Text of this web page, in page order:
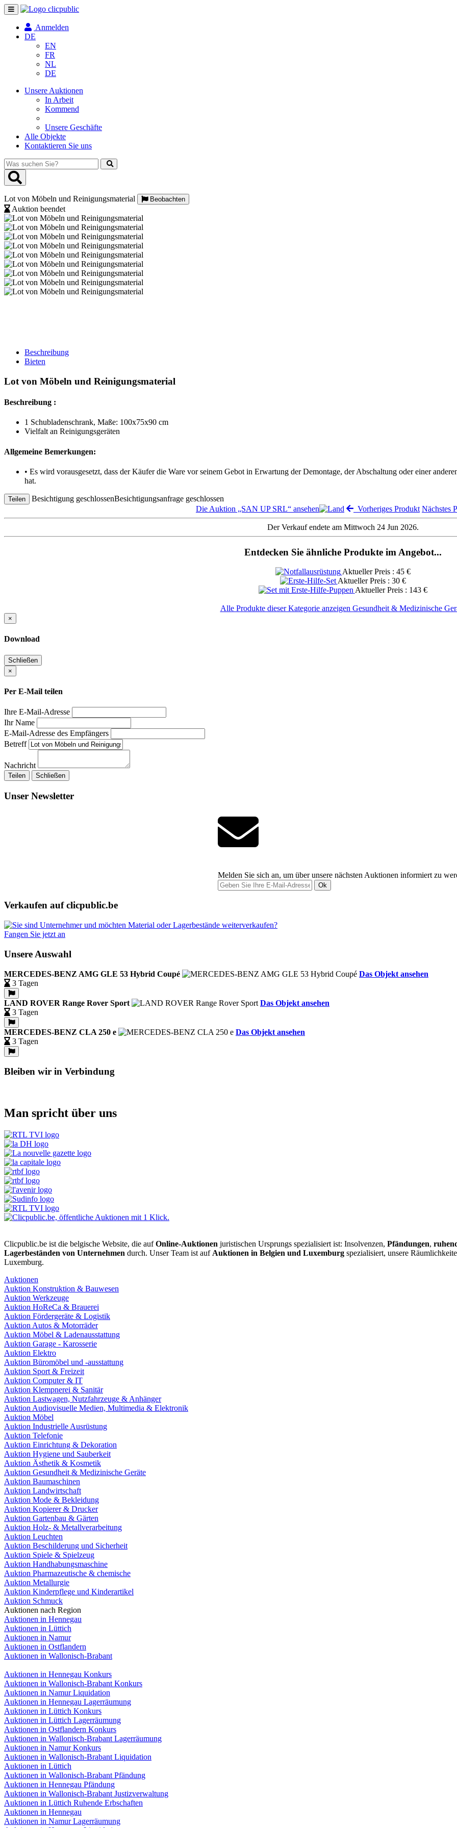
Navigation
umschalten
Anmelden
DE
EN
FR
NL
DE
Unsere Auktionen
In Arbeit
Kommend
Unsere Geschäfte
Alle Objekte
Kontaktieren Sie uns
Was
suchen
Sie?
Lot von Möbeln und Reinigungsmaterial Beobachten
Auktion beendet
Beschreibung
Bieten
Lot von Möbeln und Reinigungsmaterial
Beschreibung :
1 Schubladenschrank, Maße: 100x75x90 cm
Vielfalt an Reinigungsgeräten
Allgemeine Bemerkungen:
• Es wird vorausgesetzt, dass der Käufer die Ware vor seinem Gebot in Erwartung der Demontage, der Abschaltung oder einer
hat.
Teilen Besichtigung geschlossenBesichtigungsanfrage geschlossen
Die Auktion „SAN UP SRL“ ansehen
Vorheriges Produkt Nächstes
Der Verkauf endete am Mittwoch 24 Jun 2026.
Entdecken Sie ähnliche Produkte im Angebot...
Aktueller Preis : 45 €
Aktueller Preis : 30 €
Aktueller Preis : 143 €
Alle Produkte dieser Kategorie anzeigen Gesundheit & Medizinische
×
Download
Schließen
×
Per E-Mail teilen
Ihre E-Mail-Adresse
Ihr Name
E-Mail-Adresse des Empfängers
Betreff
Nachricht
Teilen Schließen
Unser Newsletter
Melden Sie sich an, um über unsere nächsten Auktionen informiert zu
Ok
Verkaufen auf clicpublic.be
Fangen Sie jetzt an
Unsere Auswahl
MERCEDES-BENZ AMG GLE 53 Hybrid Coupé
Das Objekt ansehen
3 Tagen
LAND ROVER Range Rover Sport
Das Objekt ansehen
3 Tagen
MERCEDES-BENZ CLA 250 e
Das Objekt ansehen
3 Tagen
Bleiben wir in Verbindung
Man spricht über uns
Clicpublic.be ist die belgische Website, die aufOnline-Auktionen juristischen Ursprungs spezialisiert ist: Insolvenzen, Pfändungen,
Lagerbeständen von Unternehmen durch. Unser Team ist auf Auktionen in Belgien und Luxemburg spezialisiert, unsere
Luxemburg.
Auktionen
Auktion Konstruktion & Bauwesen
Auktion Werkzeuge
Auktion HoReCa & Brauerei
Auktion Fördergeräte & Logistik
Auktion Autos & Motorräder
Auktion Möbel & Ladenausstattung
Auktion Garage - Karosserie
Auktion Elektro
Auktion Büromöbel und -ausstattung
Auktion Sport & Freizeit
Auktion Computer & IT
Auktion Klempnerei & Sanitär
Auktion Lastwagen, Nutzfahrzeuge & Anhänger
Auktion Audiovisuelle Medien, Multimedia & Elektronik
Auktion Möbel
Auktion Industrielle Ausrüstung
Auktion Telefonie
Auktion Einrichtung & Dekoration
Auktion Hygiene und Sauberkeit
Auktion Ästhetik & Kosmetik
Auktion Gesundheit & Medizinische Geräte
Auktion Baumaschinen
Auktion Landwirtschaft
Auktion Mode & Bekleidung
Auktion Kopierer & Drucker
Auktion Gartenbau & Gärten
Auktion Holz- & Metallverarbeitung
Auktion Leuchten
Auktion Beschilderung und Sicherheit
Auktion Spiele & Spielzeug
Auktion Handhabungsmaschine
Auktion Pharmazeutische & chemische
Auktion Metallurgie
Auktion Kinderpflege und Kinderartikel
Auktion Schmuck
Auktionen nach Region
Auktionen in Hennegau
Auktionen in Lüttich
Auktionen in Namur
Auktionen in Ostflandern
Auktionen in Wallonisch-Brabant
Auktionen in Hennegau Konkurs
Auktionen in Wallonisch-Brabant Konkurs
Auktionen in Namur Liquidation
Auktionen in Hennegau Lagerräumung
Auktionen in Lüttich Konkurs
Auktionen in Lüttich Lagerräumung
Auktionen in Ostflandern Konkurs
Auktionen in Wallonisch-Brabant Lagerräumung
Auktionen in Namur Konkurs
Auktionen in Wallonisch-Brabant Liquidation
Auktionen in Lüttich
Auktionen in Wallonisch-Brabant Pfändung
Auktionen in Hennegau Pfändung
Auktionen in Wallonisch-Brabant Justizverwaltung
Auktionen in Lüttich Ruhende Erbschaften
Auktionen in Hennegau
Auktionen in Namur Lagerräumung